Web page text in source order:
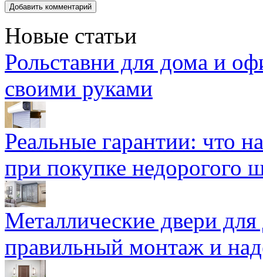
Новые статьи
Рольставни для дома и
своими руками
Реальные гарантии: что
при покупке недорогого
Металлические двери
правильный монтаж и